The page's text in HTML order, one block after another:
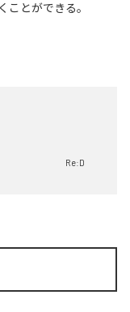
ことができる。
Re:D